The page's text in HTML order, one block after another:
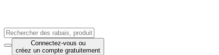
Connectez-vous ou
créez un compte gratuitement